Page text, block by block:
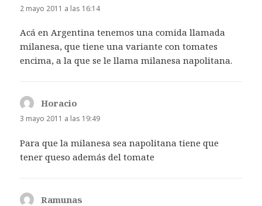
2 mayo 2011 a las 16:14
Acá en Argentina tenemos una comida llamada
milanesa, que tiene una variante con tomates
encima, a la que se le llama milanesa napolitana.
Horacio
3 mayo 2011 a las 19:49
Para que la milanesa sea napolitana tiene que
tener queso además del tomate
Ramunas